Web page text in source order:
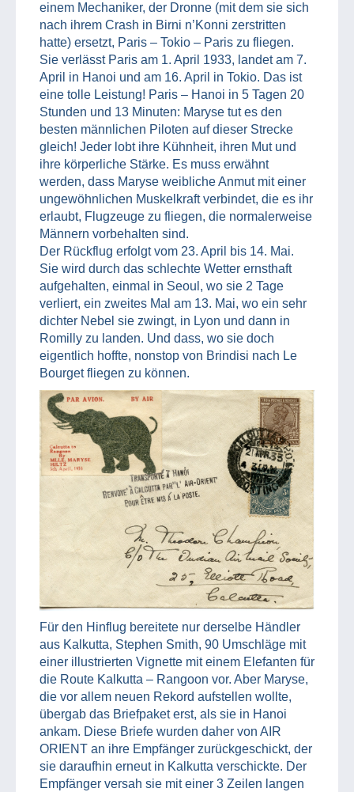
einem Mechaniker, der Dronne (mit dem sie sich
nach ihrem Crash in Birni n’Konni zerstritten
hatte) ersetzt, Paris – Tokio – Paris zu fliegen.
Sie verlässt Paris am 1. April 1933, landet am 7.
April in Hanoi und am 16. April in Tokio. Das ist
eine tolle Leistung! Paris – Hanoi in 5 Tagen 20
Stunden und 13 Minuten: Maryse tut es den
besten männlichen Piloten auf dieser Strecke
gleich! Jeder lobt ihre Kühnheit, ihren Mut und
ihre körperliche Stärke. Es muss erwähnt
werden, dass Maryse weibliche Anmut mit einer
ungewöhnlichen Muskelkraft verbindet, die es ihr
erlaubt, Flugzeuge zu fliegen, die normalerweise
Männern vorbehalten sind.
Der Rückflug erfolgt vom 23. April bis 14. Mai.
Sie wird durch das schlechte Wetter ernsthaft
aufgehalten, einmal in Seoul, wo sie 2 Tage
verliert, ein zweites Mal am 13. Mai, wo ein sehr
dichter Nebel sie zwingt, in Lyon und dann in
Romilly zu landen. Und dass, wo sie doch
eigentlich hoffte, nonstop von Brindisi nach Le
Bourget fliegen zu können.
Für den Hinflug bereitete nur derselbe Händler
aus Kalkutta, Stephen Smith, 90 Umschläge mit
einer illustrierten Vignette mit einem Elefanten für
die Route Kalkutta – Rangoon vor. Aber Maryse,
die vor allem neuen Rekord aufstellen wollte,
übergab das Briefpaket erst, als sie in Hanoi
ankam. Diese Briefe wurden daher von AIR
ORIENT an ihre Empfänger zurückgeschickt, der
sie daraufhin erneut in Kalkutta verschickte. Der
Empfänger versah sie mit einer 3 Zeilen langen